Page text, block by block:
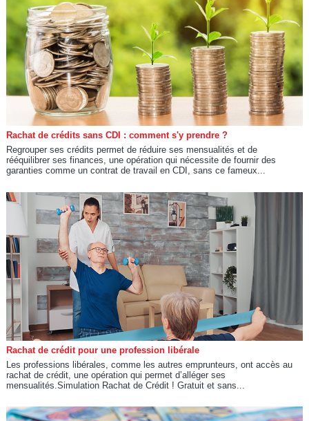
Rachat de crédits sans CDI : comment s'y prendre ?
Regrouper ses crédits permet de réduire ses mensualités et de
rééquilibrer ses finances, une opération qui nécessite de fournir des
garanties comme un contrat de travail en CDI, sans ce fameux...
Rachat de crédit pour une profession libérale
Les professions libérales, comme les autres emprunteurs, ont accès au
rachat de crédit, une opération qui permet d’alléger ses
mensualités.Simulation Rachat de Crédit ! Gratuit et sans...